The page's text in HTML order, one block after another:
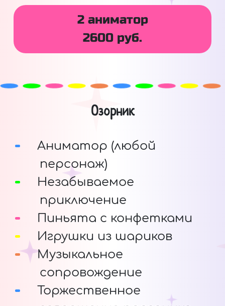
2 аниматор
2600 руб.
Озорник
Аниматор (любой
персонаж)
Незабываемое
приключение
Пиньята с конфетками
Игрушки из шариков
Музыкальное
сопровождение
Торжественное